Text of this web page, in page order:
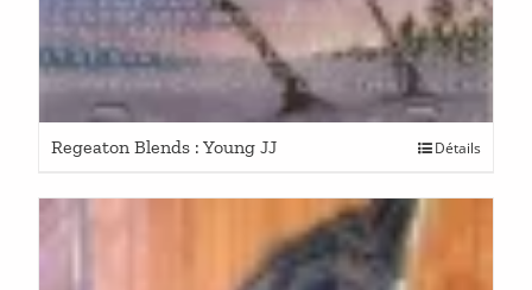
Regeaton Blends : Young JJ Détails